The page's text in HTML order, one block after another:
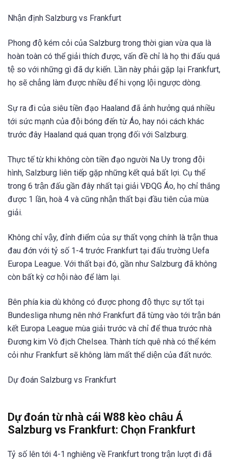
Nhận định Salzburg vs Frankfurt
Phong độ kém cỏi của Salzburg trong thời gian vừa qua là
hoàn toàn có thể giải thích được, vấn đề chỉ là họ thi đấu quá
tệ so với những gì đã dự kiến. Lần này phải gặp lại Frankfurt,
họ sẽ chẳng làm được nhiều để hi vọng lội ngược dòng.
Sự ra đi của siêu tiền đạo Haaland đã ảnh hưởng quá nhiều
tới sức mạnh của đội bóng đến từ Áo, hay nói cách khác
trước đây Haaland quá quan trọng đối với Salzburg.
Thực tế từ khi không còn tiền đạo người Na Uy trong đội
hình, Salzburg liên tiếp gặp những kết quả bất lợi. Cụ thể
trong 6 trận đấu gần đây nhất tại giải VĐQG Áo, họ chỉ thắng
được 1 lần, hoà 4 và cũng nhận thất bại đầu tiên của mùa
giải.
Không chỉ vậy, đỉnh điểm của sự thất vọng chính là trận thua
đau đớn với tỷ số 1-4 trước Frankfurt tại đấu trường Uefa
Europa League. Với thất bại đó, gần như Salzburg đã không
còn bất kỳ cơ hội nào để làm lại.
Bên phía kia dù không có được phong độ thực sự tốt tại
Bundesliga nhưng nên nhớ Frankfurt đã từng vào tới trận bán
kết Europa League mùa giải trước và chỉ để thua trước nhà
Đương kim Vô địch Chelsea. Thành tích quê nhà có thể kém
cỏi như Frankfurt sẽ không làm mất thể diện của đất nước.
Dự đoán Salzburg vs Frankfurt
Dự đoán từ nhà cái W88 kèo châu Á
Salzburg vs Frankfurt: Chọn Frankfurt
Tỷ số lên tới 4-1 nghiêng về Frankfurt trong trận lượt đi đã